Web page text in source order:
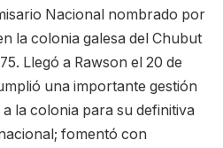
Nacional nombrado por
la colonia galesa del Chubut
Llegó a Rawson el 20 de
una importante gestión
la colonia para su definitiva
fomentó con